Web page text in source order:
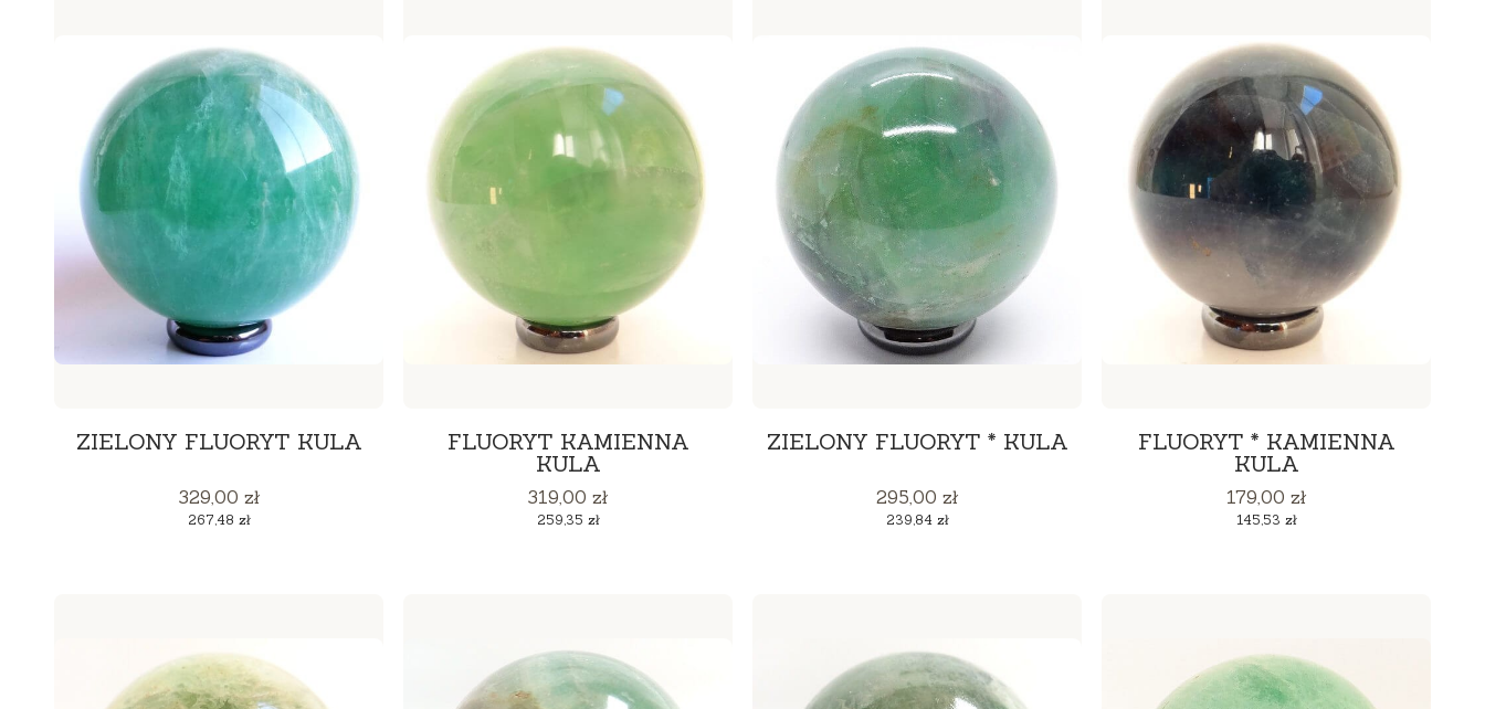
ZIELONY FLUORYT KULA
Cena
329,00 zł
Cena
267,48 zł
FLUORYT KAMIENNA
KULA
Cena
319,00 zł
Cena
259,35 zł
ZIELONY FLUORYT * KULA
Cena
295,00 zł
Cena
239,84 zł
FLUORYT * KAMIENNA
KULA
Cena
179,00 zł
Cena
145,53 zł